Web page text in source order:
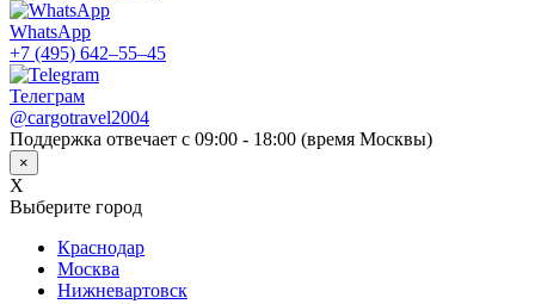
WhatsApp
+7 (495) 642–55–45
Телеграм
@cargotravel2004
Поддержка отвечает с 09:00 - 18:00 (время Москвы)
×
X
Выберите город
Краснодар
Москва
Нижневартовск